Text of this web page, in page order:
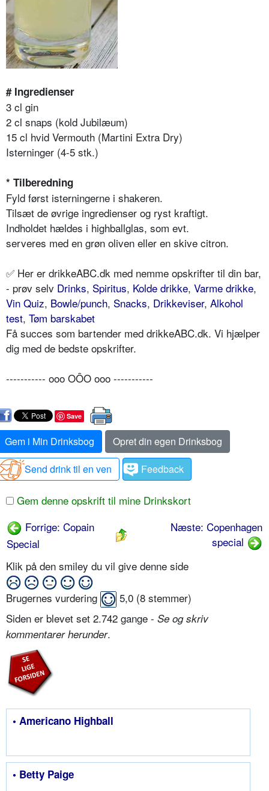
# Ingredienser
3 cl gin
2 cl snaps (kold Jubilæum)
15 cl hvid Vermouth (Martini Extra Dry)
Isterninger (4-5 stk.)
* Tilberedning
Fyld først isterningerne i shakeren.
Tilsæt de øvrige ingredienser og ryst kraftigt.
Indholdet hældes i highballglas, som evt.
serveres med en grøn oliven eller en skive citron.
✅ Her er drikkeABC.dk med nemme opskrifter til din bar,
- prøv selv Drinks, Spiritus, Kolde drikke, Varme drikke,
Vin Quiz, Bowle/punch, Snacks, Drikkeviser, Alkohol
test, Tøm barskabet
Få succes som bartender med drikkeABC.dk. Vi hjælper
dig med de bedste opskrifter.
----------- ooo OÔO ooo -----------
Save
Gem i Min Drinksbog
Opret din egen Drinksbog
Send drink til en ven
Feedback
Gem denne opskrift til mine Drinkskort
Forrige: Copain
Special
Næste: Copenhagen
special
Klik på den smiley du vil give denne side
Brugernes vurdering 5,0 (8 stemmer)
Siden er blevet set 2.742 gange - Se og skriv
kommentarer herunder.
• Americano Highball
• Betty Paige